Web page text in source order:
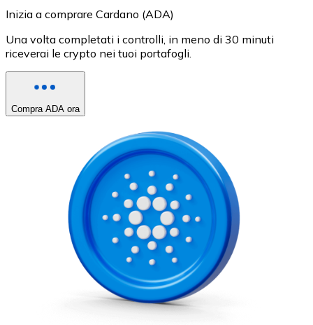
Inizia a comprare Cardano (ADA)
Una volta completati i controlli, in meno di 30 minuti
riceverai le crypto nei tuoi portafogli.
Compra ADA ora